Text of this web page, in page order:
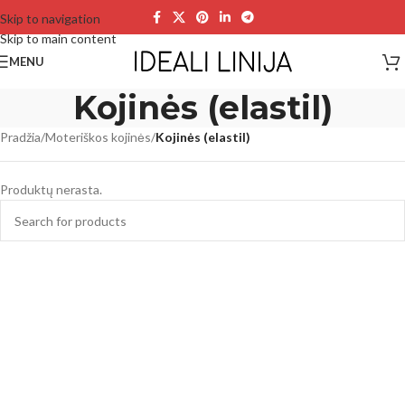
Skip to navigation
Skip to main content
MENU
Kojinės (elastil)
Pradžia/Moteriškos kojinės/Kojinės (elastil)
Produktų nerasta.